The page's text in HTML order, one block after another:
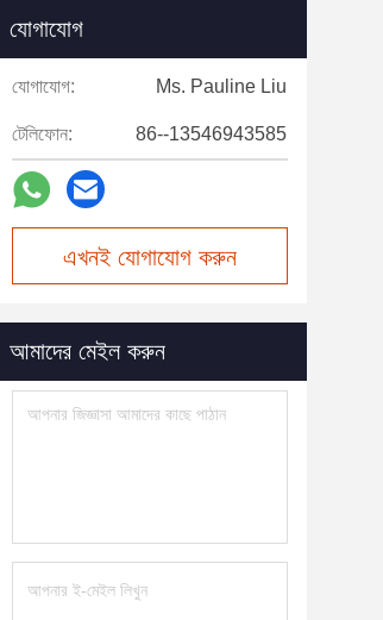
যোগাযোগ
যোগাযোগ: Ms. Pauline Liu
টেলিফোন: 86--13546943585
এখনই যোগাযোগ করুন
আমাদের মেইল করুন